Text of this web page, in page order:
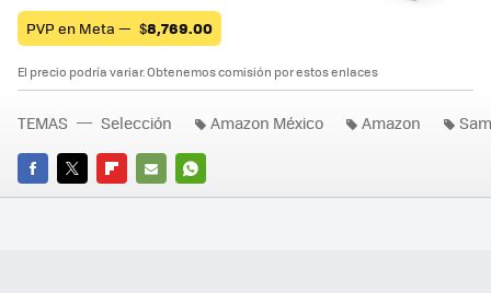
PVP en Meta — $8,769.00
El precio podría variar. Obtenemos comisión por estos enlaces
FACEBOOK
TWITTERFLIPBOARD
E-
WHATSAPP
TEMAS Selección Amazon México Amazon